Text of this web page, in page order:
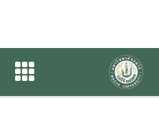
Agency Calendar
Agency Calendar Day List